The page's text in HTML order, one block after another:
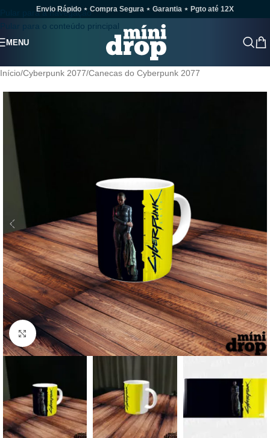
Pular para a navegação
Pular para o conteúdo principal
Envio Rápido ⋆ Compra Segura ⋆ Garantia ⋆ Pgto até 12X
MENU
Início/Cyberpunk 2077/Canecas do Cyberpunk 2077
Clique para ampliar